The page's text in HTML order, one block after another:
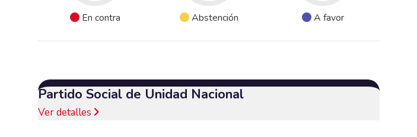
En contra Abstención A favor
Partido Social de Unidad Nacional
Ver detalles